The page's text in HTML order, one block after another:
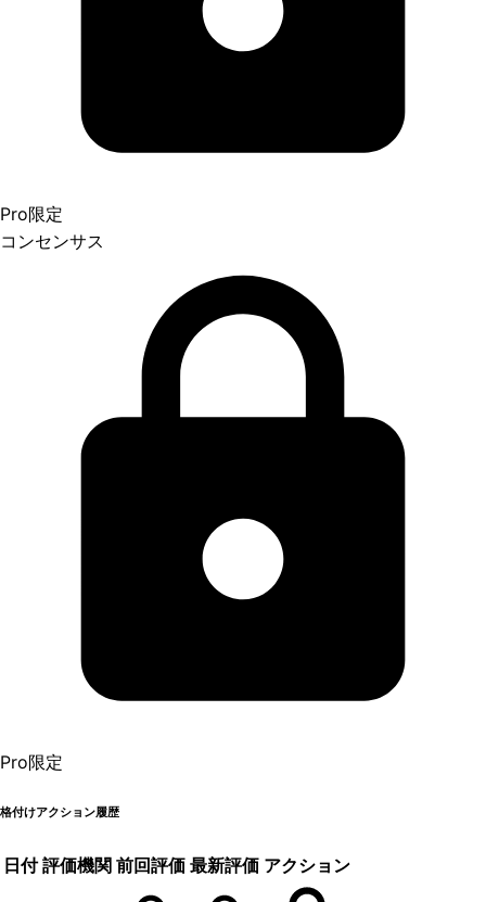
Pro限定
コンセンサス
Pro限定
格付けアクション履歴
日付 評価機関 前回評価 最新評価 アクション